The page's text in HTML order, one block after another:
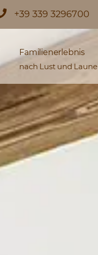
+39 339 3296700
Familienerlebnis
nach Lust und Laune